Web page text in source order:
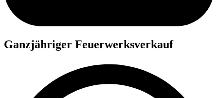
Ganzjähriger Feuerwerksverkauf